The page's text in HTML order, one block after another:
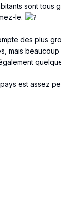
sont
le.
des plus
est assez